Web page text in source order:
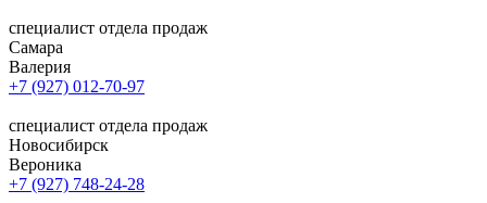
специалист отдела продаж
Самара
Валерия
+7 (927) 012-70-97
специалист отдела продаж
Новосибирск
Вероника
+7 (927) 748-24-28